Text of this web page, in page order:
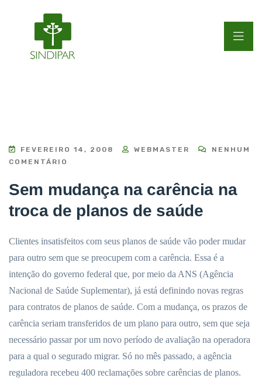
FEVEREIRO 14, 2008 WEBMASTER
NENHUM
COMENTÁRIO
Sem mudança na carência na
troca de planos de saúde
Clientes insatisfeitos com seus planos de saúde vão poder mudar
para outro sem que se preocupem com a carência. Essa é a
intenção do governo federal que, por meio da ANS (Agência
Nacional de Saúde Suplementar), já está definindo novas regras
para contratos de planos de saúde. Com a mudança, os prazos de
carência seriam transferidos de um plano para outro, sem que seja
necessário passar por um novo período de avaliação na operadora
para a qual o segurado migrar. Só no mês passado, a agência
reguladora recebeu 400 reclamações sobre carências de planos.